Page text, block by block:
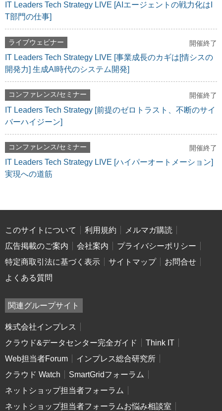
IT Leaders Tech Strategy LIVE [AIエージェントの戦力化はI
T部門の仕事]
ライブウェビナー 開催終了
IT Leaders Tech Strategy LIVE [事業成長のカギは[情シスの
開発力] 生成AI時代のシステム開発]
コンファレンス/セミナー 開催終了
IT Leaders Tech Strategy [前提のゼロトラスト、不断のサイ
バーハイジーン]
コンファレンス/セミナー 開催終了
IT Leaders Tech Strategy LIVE [ハイパーオートメーション]
実現への道筋
このサイトについて 利用規約
メルマガ購読
広告掲載のご案内
会社案内
プライバシーポリシー
特定商取引法に基づく表示
サイトマップ
お問合せ
よくある質問
関連グループサイト
株式会社インプレス
クラウド&データセンター完全ガイド
Think IT
Web担当者Forum
インプレス総合研究所
クラウド Watch
SmartGridフォーラム
ネットショップ担当者フォーラム
ネットショップ担当者フォーラムお悩み相談室